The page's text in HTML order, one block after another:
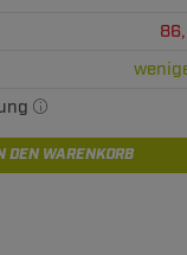
DEN WARENKORB